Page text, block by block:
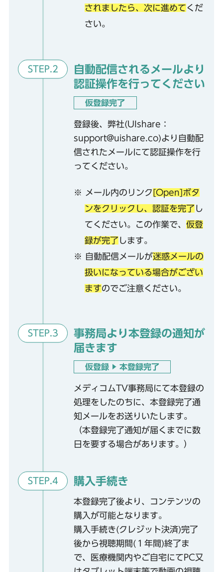
されましたら、次に進めてくだ
さい。
STEP.2
自動配信されるメールより
認証操作を行ってください
仮登録完了
登録後、弊社(UIshare：
support@uishare.co)より自動配
信されたメールにて認証操作を行
ってください。
※ メール内のリンク [Open]ボタ
ンをクリックし、認証を完了 し
てください。この作業で、 仮登
録が完了 します。
※ 自動配信メールが迷惑メールの
扱いになっている場合がござい
ますのでご注意ください。
STEP.3
事務局より本登録の通知が
届きます
仮登録 本登録完了
メディコムTV事務局にて本登録の
処理をしたのちに、本登録完了通
知メールをお送りいたします。
（本登録完了通知が届くまでに数
日を要する場合があります。）
STEP.4 購入手続き
本登録完了後より、コンテンツの
購入が可能となります。
購入手続き(クレジット決済)完了
後から視聴期間(１年間)終了ま
で、医療機関内やご自宅にてPC又